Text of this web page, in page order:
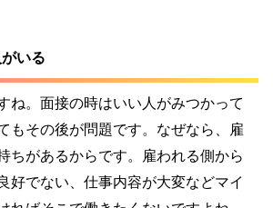
いる
ね。面接の時はいい人がみつかって
もその後が問題です。なぜなら、雇
ちがあるからです。雇われる側から
好でない、仕事内容が大変などマイ